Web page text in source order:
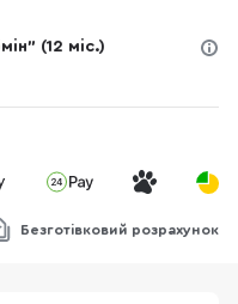
(12 міс.)
Безготівковий розрахунок